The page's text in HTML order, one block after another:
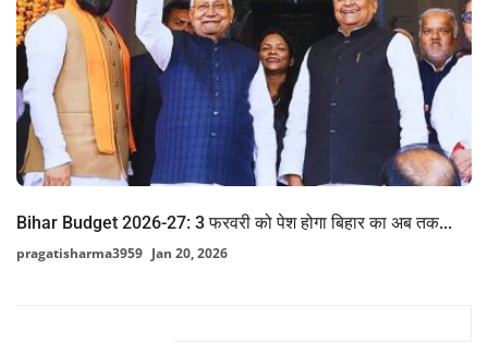
Bihar Budget 2026-27: 3 फरवरी को पेश होगा बिहार का अब तक...
pragatisharma3959 Jan 20, 2026